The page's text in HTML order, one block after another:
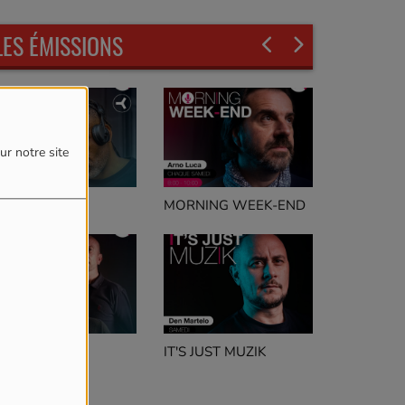
notre site
ÉMISSIONS
NOIRE MORNING WEEK-END
IT'S JUST MUZIK